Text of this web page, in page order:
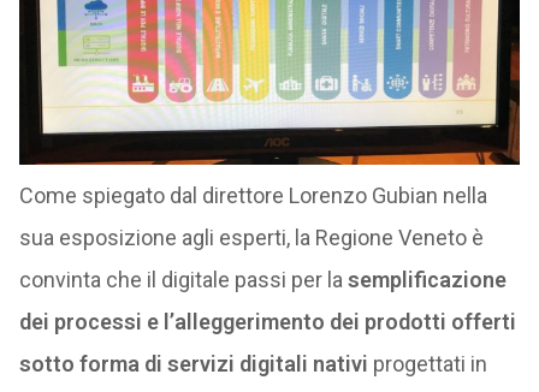
Come spiegato dal direttore Lorenzo Gubian nella
sua esposizione agli esperti, la Regione Veneto è
convinta che il digitale passi per la semplificazione
dei processi e l’alleggerimento dei prodotti offerti
sotto forma di servizi digitali nativi progettati in